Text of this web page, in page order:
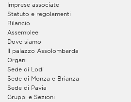
Imprese associate
Statuto e regolamenti
Bilancio
Assemblee
Dove siamo
Il palazzo Assolombarda
Organi
Sede di Lodi
Sede di Monza e Brianza
Sede di Pavia
Gruppi e Sezioni